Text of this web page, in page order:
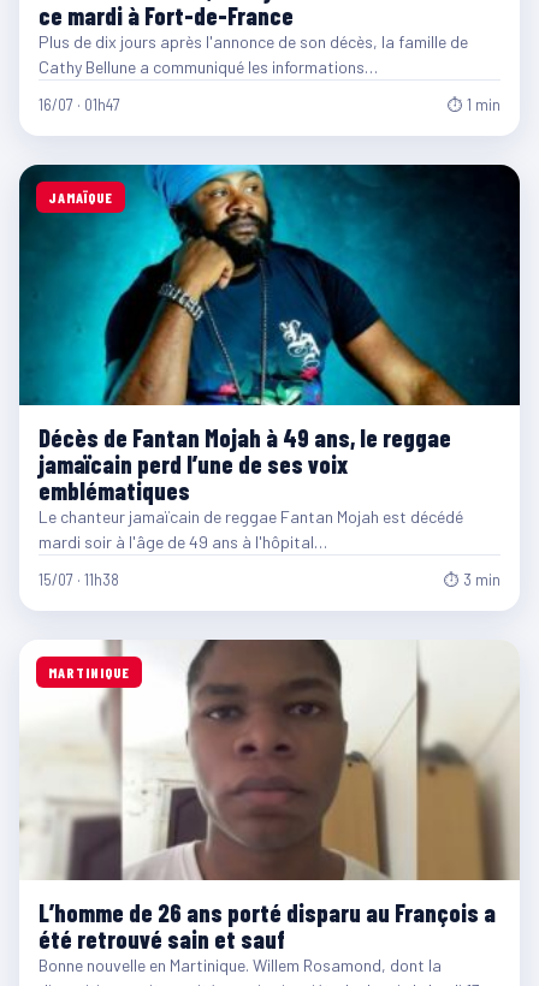
ce mardi à Fort-de-France
Plus de dix jours après l'annonce de son décès, la famille de
Cathy Bellune a communiqué les informations…
16/07 · 01h47 ⏱ 1 min
JAMAÏQUE
Décès de Fantan Mojah à 49 ans, le reggae
jamaïcain perd l’une de ses voix
emblématiques
Le chanteur jamaïcain de reggae Fantan Mojah est décédé
mardi soir à l'âge de 49 ans à l'hôpital…
15/07 · 11h38 ⏱ 3 min
MARTINIQUE
L’homme de 26 ans porté disparu au François a
été retrouvé sain et sauf
Bonne nouvelle en Martinique. Willem Rosamond, dont la